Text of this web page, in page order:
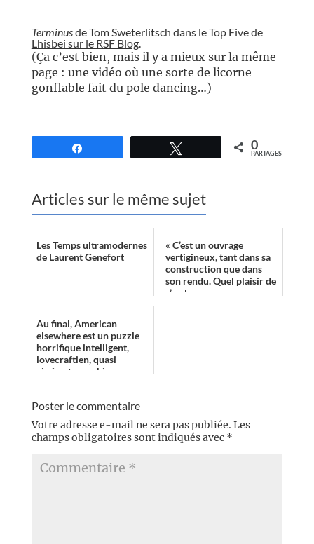
Terminusde Tom Sweterlitsch dans le Top Five de
Lhisbei sur le RSF Blog.
(Ça c’est bien, mais il y a mieux sur la même
page : une vidéo où une sorte de licorne
gonflable fait du pole dancing…)
0
PARTAGES
Articles sur le même sujet
Les Temps ultramodernes
de Laurent Genefort
« C’est un ouvrage
vertigineux, tant dans sa
construction que dans
son rendu. Quel plaisir de
s’y plonger sans
Au final, American
elsewhere est un puzzle
horrifique intelligent,
lovecraftien, quasi
cinématographique.
Poster le commentaire
Votre adresse e-mail ne sera pas publiée. Les
champs obligatoires sont indiqués avec *